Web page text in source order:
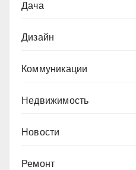
Дача
Дизайн
Коммуникации
Недвижимость
Новости
Ремонт